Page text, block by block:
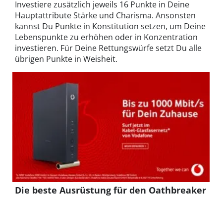
Investiere zusätzlich jeweils 16 Punkte in Deine
Hauptattribute Stärke und Charisma. Ansonsten
kannst Du Punkte in Konstitution setzen, um Deine
Lebenspunkte zu erhöhen oder in Konzentration
investieren. Für Deine Rettungswürfe setzt Du alle
übrigen Punkte in Weisheit.
Die beste Ausrüstung für den Oathbreaker